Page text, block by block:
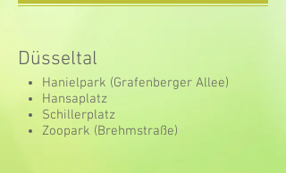
Düsseltal
Hanielpark (Grafenberger Allee)
Hansaplatz
Schillerplatz
Zoopark (Brehmstraße)